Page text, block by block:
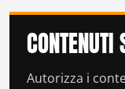
CONTENUTI
Autorizza i